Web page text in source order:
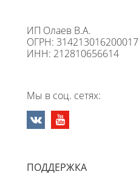
ИП Олаев В.А.
ОГРН: 314213016200017
ИНН: 212810656614
Мы в соц. сетях:
ПОДДЕРЖКА